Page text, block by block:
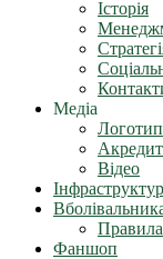
Історія
Медіа
Логотип
Відео
Фаншоп